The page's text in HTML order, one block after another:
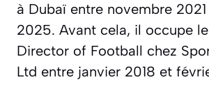
à Dubaï entre novembre
2025. Avant cela, il occupe
Director of Football chez
Ltd entre janvier 2018 et